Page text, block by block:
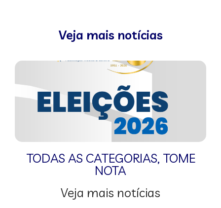
Veja mais notícias
TODAS AS CATEGORIAS, TOME
NOTA
Veja mais notícias